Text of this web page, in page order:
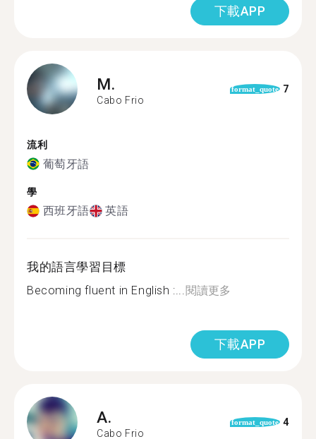
下載APP
M.
Cabo Frio
format_quote 7
流利
葡萄牙語
學
西班牙語 英語
我的語言學習目標
Becoming fluent in English :...閱讀更多
下載APP
A.
Cabo Frio
format_quote 4